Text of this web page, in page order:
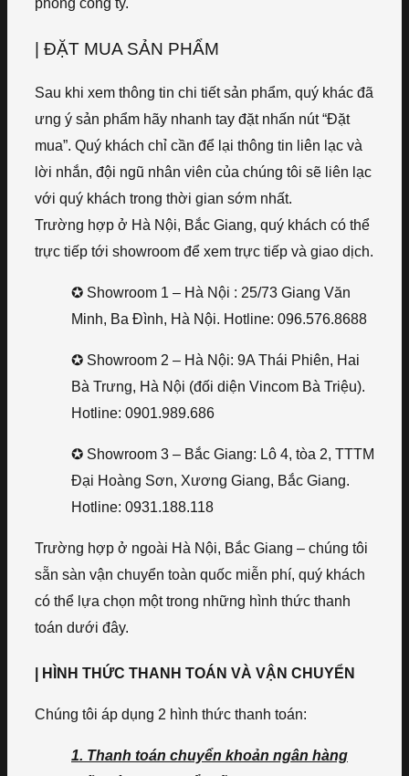
phòng công ty.
| ĐẶT MUA SẢN PHẨM
Sau khi xem thông tin chi tiết sản phẩm, quý khác đã
ưng ý sản phẩm hãy nhanh tay đặt nhấn nút “Đặt
mua”. Quý khách chỉ cần để lại thông tin liên lạc và
lời nhắn, đội ngũ nhân viên của chúng tôi sẽ liên lạc
với quý khách trong thời gian sớm nhất.
Trường hợp ở Hà Nội, Bắc Giang, quý khách có thể
trực tiếp tới showroom để xem trực tiếp và giao dịch.
✪ Showroom 1 – Hà Nội : 25/73 Giang Văn
Minh, Ba Đình, Hà Nội. Hotline: 096.576.8688
✪ Showroom 2 – Hà Nội: 9A Thái Phiên, Hai
Bà Trưng, Hà Nội (đối diện Vincom Bà Triệu).
Hotline: 0901.989.686
✪ Showroom 3 – Bắc Giang: Lô 4, tòa 2, TTTM
Đại Hoàng Sơn, Xương Giang, Bắc Giang.
Hotline: 0931.188.118
Trường hợp ở ngoài Hà Nội, Bắc Giang – chúng tôi
sẵn sàn vận chuyển toàn quốc miễn phí, quý khách
có thể lựa chọn một trong những hình thức thanh
toán dưới đây.
| HÌNH THỨC THANH TOÁN VÀ VẬN CHUYỂN
Chúng tôi áp dụng 2 hình thức thanh toán:
1. Thanh toán chuyển khoản ngân hàng